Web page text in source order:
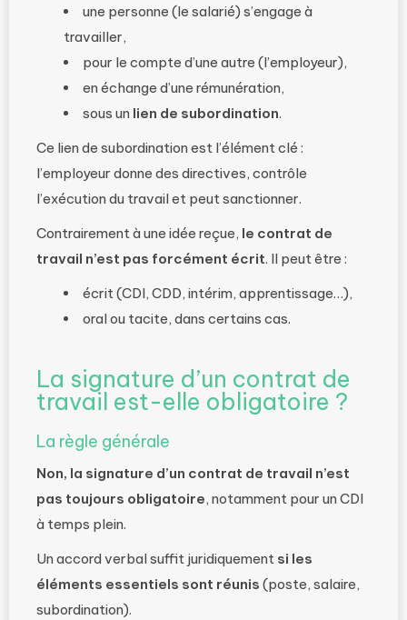
une personne (le salarié) s’engage à
travailler,
pour le compte d’une autre (l’employeur),
en échange d’une rémunération,
sous un lien de subordination.
Ce lien de subordination est l’élément clé :
l’employeur donne des directives, contrôle
l’exécution du travail et peut sanctionner.
Contrairement à une idée reçue, le contrat de
travail n’est pas forcément écrit. Il peut être :
écrit (CDI, CDD, intérim, apprentissage…),
oral ou tacite, dans certains cas.
La signature d’un contrat de
travail est-elle obligatoire ?
La règle générale
Non, la signature d’un contrat de travail n’est
pas toujours obligatoire, notamment pour un CDI
à temps plein.
Un accord verbal suffit juridiquement si les
éléments essentiels sont réunis (poste, salaire,
subordination).